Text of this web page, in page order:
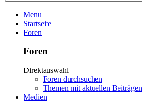
Menu
Startseite
Foren
Foren
Direktauswahl
Foren durchsuchen
Themen mit aktuellen Beiträgen
Medien